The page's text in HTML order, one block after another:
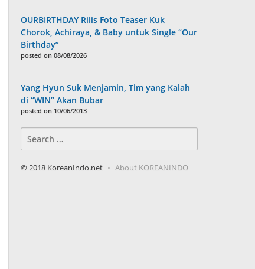
OURBIRTHDAY Rilis Foto Teaser Kuk
Chorok, Achiraya, & Baby untuk Single “Our
Birthday”
posted on 08/08/2026
Yang Hyun Suk Menjamin, Tim yang Kalah
di “WIN” Akan Bubar
posted on 10/06/2013
for:
© 2018 KoreanIndo.net About KOREANINDO